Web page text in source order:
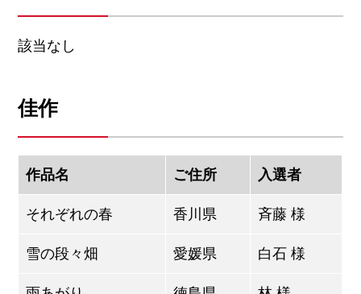
該当なし
佳作
作品名 ご住所 入選者
それぞれの春 香川県 斉藤 様
雪の段々畑 愛媛県 白石 様